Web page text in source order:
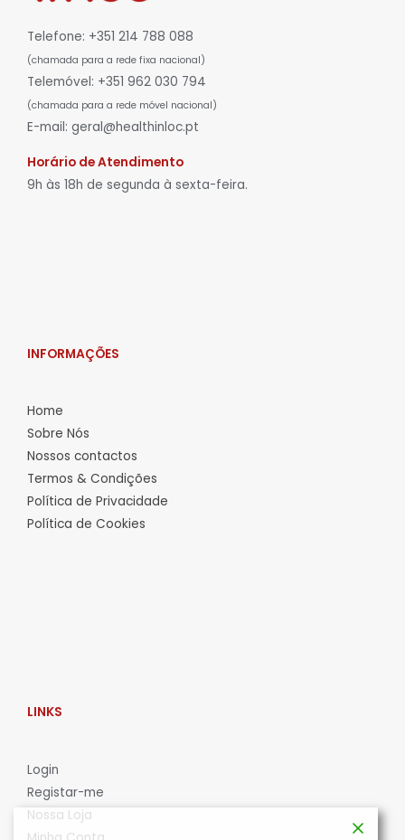
Telefone: +351 214 788 088
(chamada para a rede fixa nacional)
Telemóvel: +351 962 030 794
(chamada para a rede móvel nacional)
E-mail: geral@healthinloc.pt
Horário de Atendimento
9h às 18h de segunda à sexta-feira.
INFORMAÇÕES
Home
Sobre Nós
Nossos contactos
Termos & Condições
Política de Privacidade
Política de Cookies
LINKS
Login
Registar-me
Nossa Loja